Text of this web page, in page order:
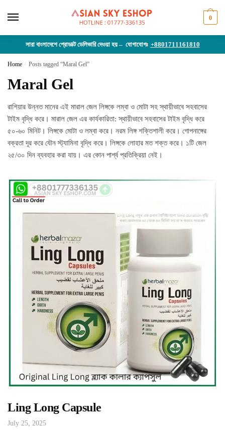
0
সারা বাংলাদেশে প্রোডাক্ট ডেলিভারি দেওয়া হয় – যোগাযোগঃ +8801711161810
Home / Posts tagged “Maral Gel”
Maral Gel
রাশিয়ার উন্নত মানের এই মারাল জেল লিঙ্গকে লম্বা ও মোটা সহ স্থায়ীভাবে সহবাসের
টাইম বৃদ্ধি করে। মারাল জেল এর কার্যকারিতা: স্থায়ীভাবে সহবাসের টাইম বৃদ্ধি করে
৫০-৬০ মিনিট। লিঙ্গকে মোটা ও লম্বা করে। নরম লিঙ্গ শক্তিশালী করে। গোপনাঙ্গের
বক্রতা দূর করে যৌন স্ট্যামিনা বৃদ্ধি করে। লিঙ্গকে লোহার মত শক্ত করে। ১টি জেল
২৫/৩০ দিন ব্যবহার করা যায়। এর কোন পার্শ্ব প্রতিক্রিয়া নেই।
Ling Long Capsule
July 25, 2025